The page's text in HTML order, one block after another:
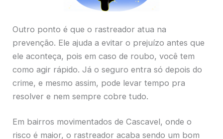
Outro ponto é que o rastreador atua na
prevenção. Ele ajuda a evitar o prejuízo antes que
ele aconteça, pois em caso de roubo, você tem
como agir rápido. Já o seguro entra só depois do
crime, e mesmo assim, pode levar tempo pra
resolver e nem sempre cobre tudo.
Em bairros movimentados de Cascavel, onde o
risco é maior, o rastreador acaba sendo um bom